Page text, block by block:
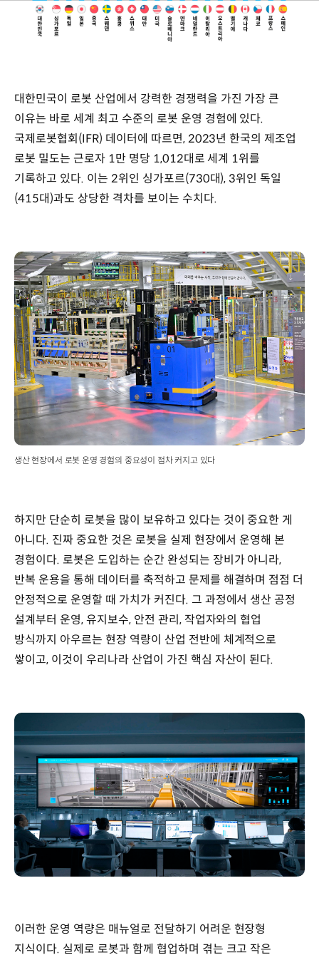
대한민국이 로봇 산업에서 강력한 경쟁력을 가진 가장 큰
이유는 바로 세계 최고 수준의 로봇 운영 경험에 있다.
국제로봇협회(IFR) 데이터에 따르면, 2023년 한국의 제조업
로봇 밀도는 근로자 1만 명당 1,012대로 세계 1위를
기록하고 있다. 이는 2위인 싱가포르(730대), 3위인 독일
(415대)과도 상당한 격차를 보이는 수치다.
생산 현장에서 로봇 운영 경험의 중요성이 점차 커지고 있다
하지만 단순히 로봇을 많이 보유하고 있다는 것이 중요한 게
아니다. 진짜 중요한 것은 로봇을 실제 현장에서 운영해 본
경험이다. 로봇은 도입하는 순간 완성되는 장비가 아니라,
반복 운용을 통해 데이터를 축적하고 문제를 해결하며 점점 더
안정적으로 운영할 때 가치가 커진다. 그 과정에서 생산 공정
설계부터 운영, 유지보수, 안전 관리, 작업자와의 협업
방식까지 아우르는 현장 역량이 산업 전반에 체계적으로
쌓이고, 이것이 우리나라 산업이 가진 핵심 자산이 된다.
이러한 운영 역량은 매뉴얼로 전달하기 어려운 현장형
지식이다. 실제로 로봇과 함께 협업하며 겪는 크고 작은